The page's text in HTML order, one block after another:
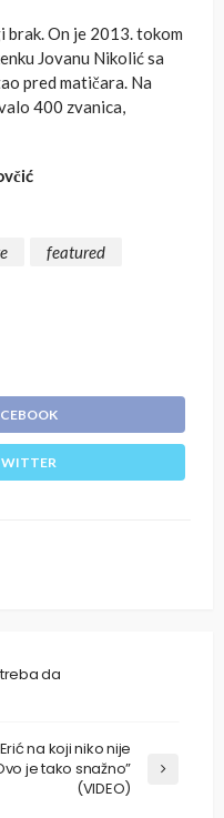
brak. On je 2013. tokom
Jovanu Nikolić sa
pred matičara. Na
400 zvanica,
featured
da
na koji niko nije
je tako snažno”
(VIDEO)